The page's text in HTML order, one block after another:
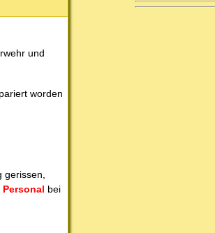
und
worden
gerissen,
bei